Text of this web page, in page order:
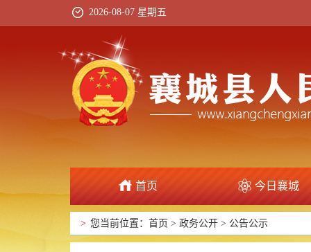
2026-08-07 星期五
首页 今日襄城
政府信息公开
> 您当前位置： 首页 > 政务公开 > 公告公示